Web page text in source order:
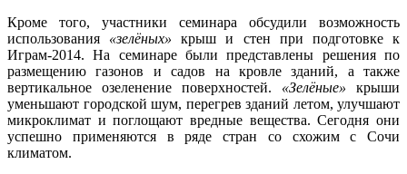
Кроме того, участники семинара обсудили возможность
использования «зелёных» крыш и стен при подготовке к
Играм-2014. На семинаре были представлены решения по
размещению газонов и садов на кровле зданий, а также
вертикальное озеленение поверхностей. «Зелёные» крыши
уменьшают городской шум, перегрев зданий летом, улучшают
микроклимат и поглощают вредные вещества. Сегодня они
успешно применяются в ряде стран со схожим с Сочи
климатом.